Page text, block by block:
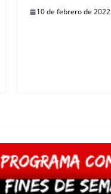
10 de febrero de 2022